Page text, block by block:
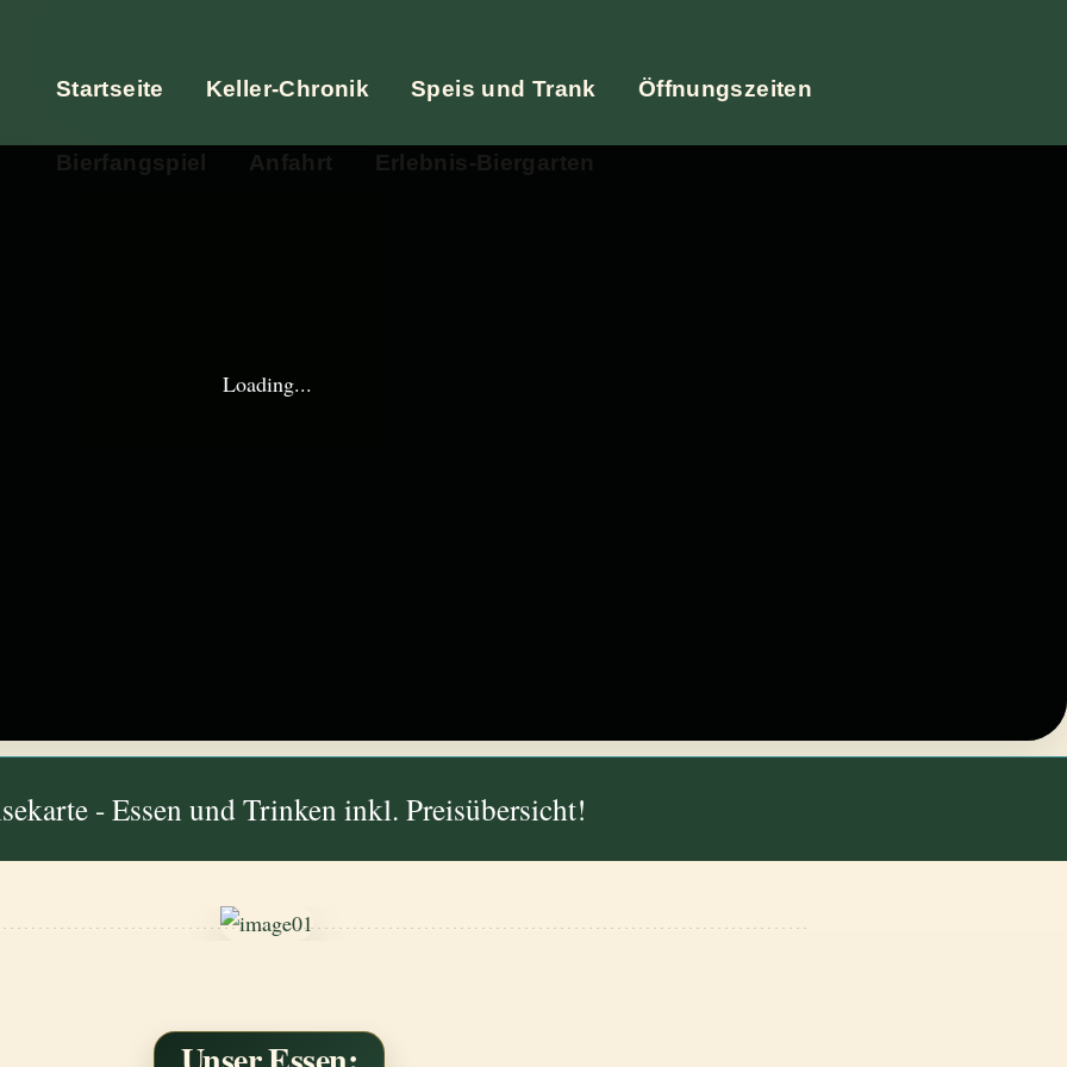
Startseite Keller-Chronik Speis und Trank Öffnungszeiten
Bierfangspiel Anfahrt
Loading...
- Essen und Trinken inkl. Preisübersicht!